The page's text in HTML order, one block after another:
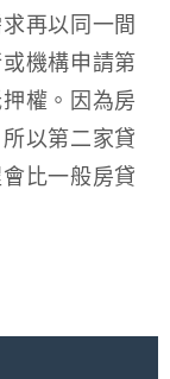
再以同一間
機構申請第
權。因為房
以第二家貸
比一般房貸